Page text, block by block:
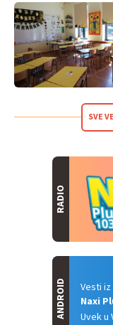
SVE
RADIO
Vesti
Naxi
Uvek u
ANDROID